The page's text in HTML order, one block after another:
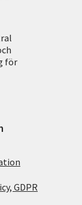
för
GDPR